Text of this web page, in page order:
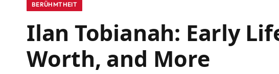
BERÜHMTHEIT
Ilan Tobianah: Early
Worth, and More